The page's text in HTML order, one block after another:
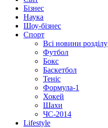
Бізнес
Наука
Шоу-бізнес
Спорт
Всі новини розділу
Футбол
Бокс
Баскетбол
Теніс
Формула-1
Хокей
Шахи
ЧС-2014
Lifestyle